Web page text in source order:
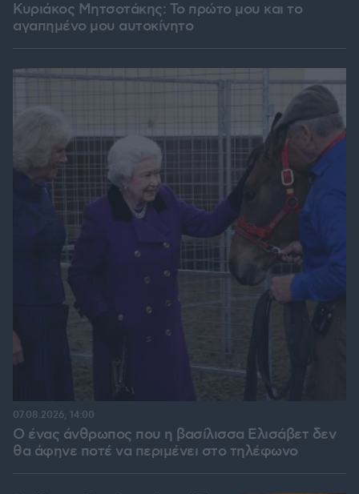
Κυριάκος Μητσοτάκης: Το πρώτο μου και το
αγαπημένο μου αυτοκίνητο
Ο ένας άνθρωπος που η βασίλισσα Ελισάβετ δεν
θα άφηνε ποτέ να περιμένει στο τηλέφωνο
07.08.2026, 14:00